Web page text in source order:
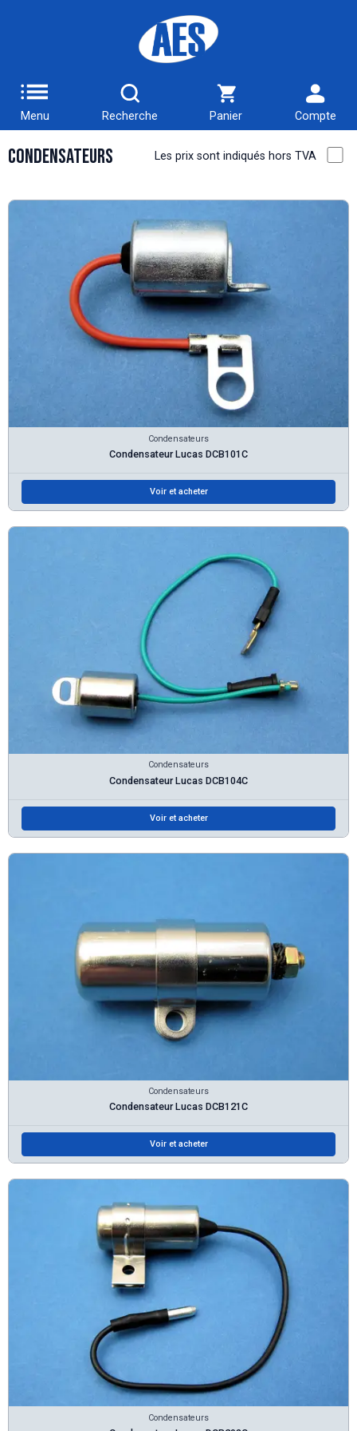
Menu Recherche Panier Compte
Condensateurs Les prix sont indiqués hors TVA
Condensateurs
Condensateur Lucas DCB101C
Voir et acheter
Condensateurs
Condensateur Lucas DCB104C
Voir et acheter
Condensateurs
Condensateur Lucas DCB121C
Voir et acheter
Condensateurs